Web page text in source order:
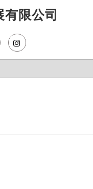
限公司